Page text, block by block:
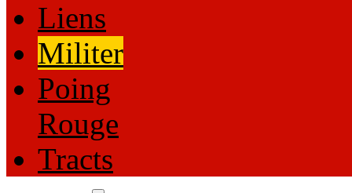
Liens
Militer
Poing
Rouge
Tracts